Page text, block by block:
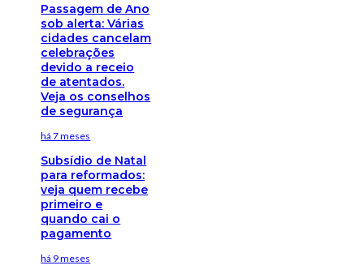
Passagem de Ano
sob alerta: Várias
cidades cancelam
celebrações
devido a receio
de atentados.
Veja os conselhos
de segurança
há 7 meses
Subsídio de Natal
para reformados:
veja quem recebe
primeiro e
quando cai o
pagamento
há 9 meses